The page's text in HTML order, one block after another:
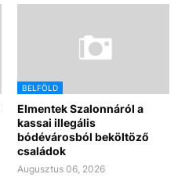
BELFÖLD
Elmentek Szalonnáról a
kassai illegális
bódévárosból beköltöző
családok
Augusztus 06, 2026